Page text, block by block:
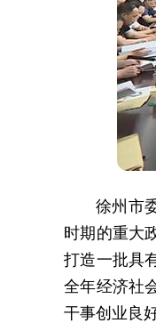
徐州市
时期的重大
打造一批具
全年经济社
干事创业良